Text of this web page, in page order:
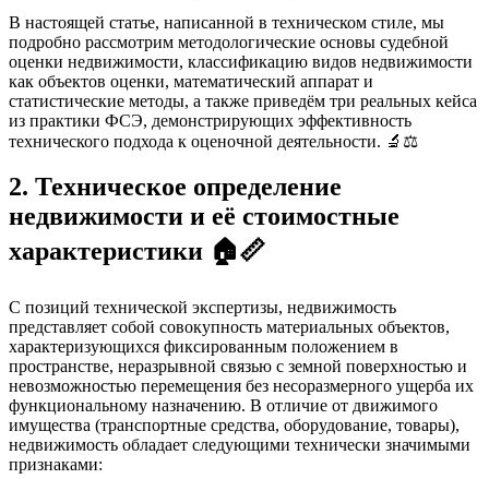
В настоящей статье, написанной в техническом стиле, мы
подробно рассмотрим методологические основы судебной
оценки недвижимости, классификацию видов недвижимости
как объектов оценки, математический аппарат и
статистические методы, а также приведём три реальных кейса
из практики ФСЭ, демонстрирующих эффективность
технического подхода к оценочной деятельности. 🔬⚖️
2. Техническое определение
недвижимости и её стоимостные
характеристики 🏠📏
С позиций технической экспертизы, недвижимость
представляет собой совокупность материальных объектов,
характеризующихся фиксированным положением в
пространстве, неразрывной связью с земной поверхностью и
невозможностью перемещения без несоразмерного ущерба их
функциональному назначению. В отличие от движимого
имущества (транспортные средства, оборудование, товары),
недвижимость обладает следующими технически значимыми
признаками: